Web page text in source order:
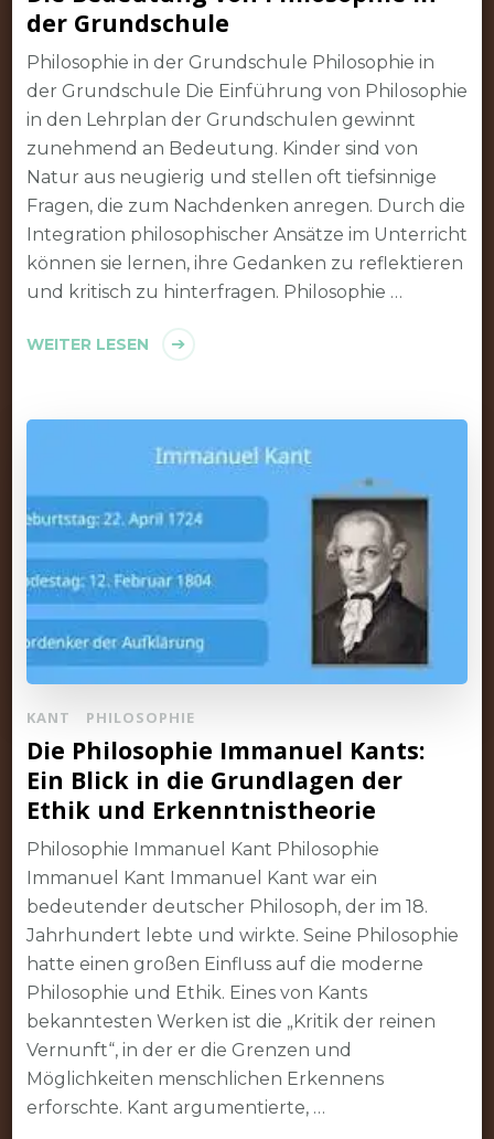
der Grundschule
Philosophie in der Grundschule Philosophie in
der Grundschule Die Einführung von Philosophie
in den Lehrplan der Grundschulen gewinnt
zunehmend an Bedeutung. Kinder sind von
Natur aus neugierig und stellen oft tiefsinnige
Fragen, die zum Nachdenken anregen. Durch die
Integration philosophischer Ansätze im Unterricht
können sie lernen, ihre Gedanken zu reflektieren
und kritisch zu hinterfragen. Philosophie …
WEITER LESEN
KANT PHILOSOPHIE
Die Philosophie Immanuel Kants:
Ein Blick in die Grundlagen der
Ethik und Erkenntnistheorie
Philosophie Immanuel Kant Philosophie
Immanuel Kant Immanuel Kant war ein
bedeutender deutscher Philosoph, der im 18.
Jahrhundert lebte und wirkte. Seine Philosophie
hatte einen großen Einfluss auf die moderne
Philosophie und Ethik. Eines von Kants
bekanntesten Werken ist die „Kritik der reinen
Vernunft“, in der er die Grenzen und
Möglichkeiten menschlichen Erkennens
erforschte. Kant argumentierte, …